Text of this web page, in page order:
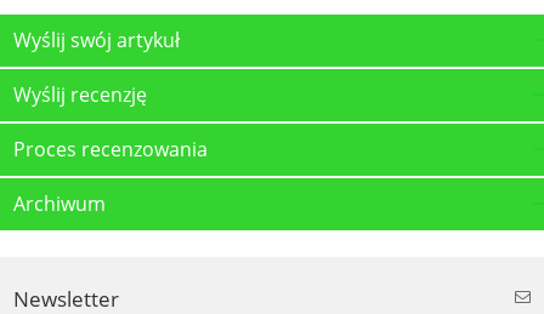
Wyślij swój artykuł
Wyślij recenzję
Proces recenzowania
Archiwum
Newsletter